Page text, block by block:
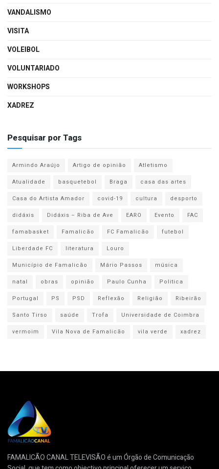
VANDALISMO
VISITA
VOLEIBOL
VOLUNTARIADO
WORKSHOPS
XADREZ
Pesquisar por Tags
Armindo Araújo Artigo de opinião
Atletismo
Atualidade
basquetebol Braga
casa das artes
Casa do Artista Amador
covid-19 cultura
desporto
didáxis
Didáxis – Riba de Ave EARO Evento
FAC
famabasket
Famalicão FC Famalicão
futebol
Liberdade FC
literatura
Louro
Município de Famalicão
Mário Passos
música
natal
obras opinião Paulo Cunha
Politica
Portugal
PS PSD Reflexão Religião
Ribeirão
Santo Tirso
saúde Trofa
Universidade de Coimbra
vermoim
Vila Nova de Famalicão vila verde xadrez
FAMALICÃO CANAL TELEVISÃO é um Órgão de Comunicação